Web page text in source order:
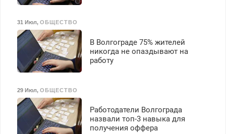
31 Июл, ОБЩЕСТВО
В Волгограде 75% жителей
никогда не опаздывают на
работу
29 Июл, ОБЩЕСТВО
Работодатели Волгограда
назвали топ-3 навыка для
получения оффера